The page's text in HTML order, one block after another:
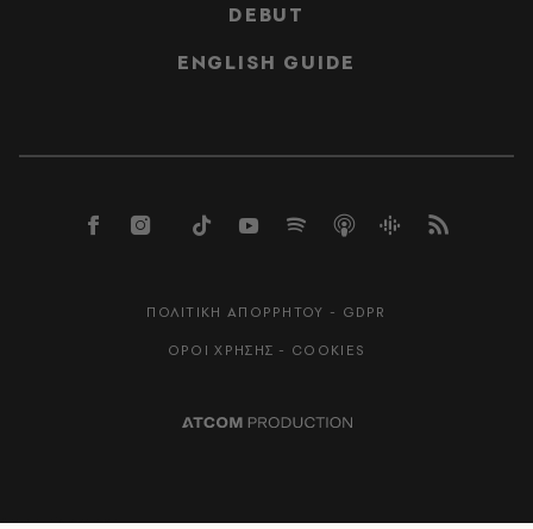
DEBUT
ENGLISH GUIDE
ΠΟΛΙΤΙΚΗ ΑΠΟΡΡΗΤΟΥ - GDPR
ΟΡΟΙ ΧΡΗΣΗΣ - COOKIES